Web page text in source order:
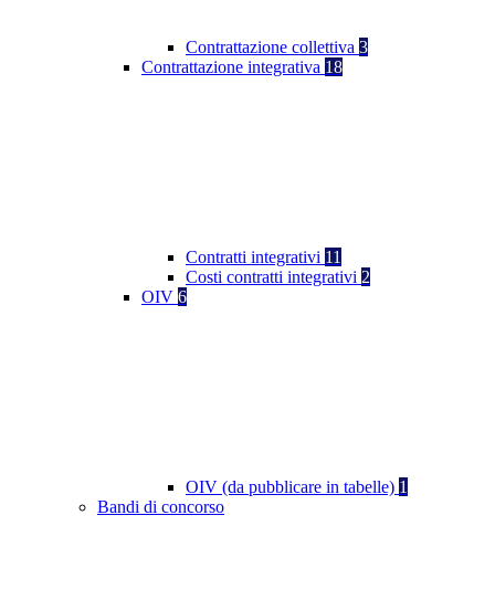
Contrattazione collettiva 3
Contrattazione integrativa 18
Contratti integrativi 11
Costi contratti integrativi 2
OIV 6
OIV (da pubblicare in tabelle) 1
Bandi di concorso